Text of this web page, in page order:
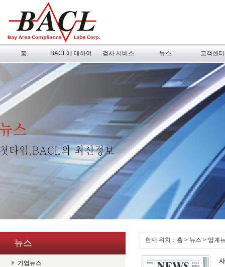
홈 BACL에 대하여 검사 서비스 뉴스 고객센터
뉴스
기업뉴스
현재 위치： 홈 > 뉴스 > 업계